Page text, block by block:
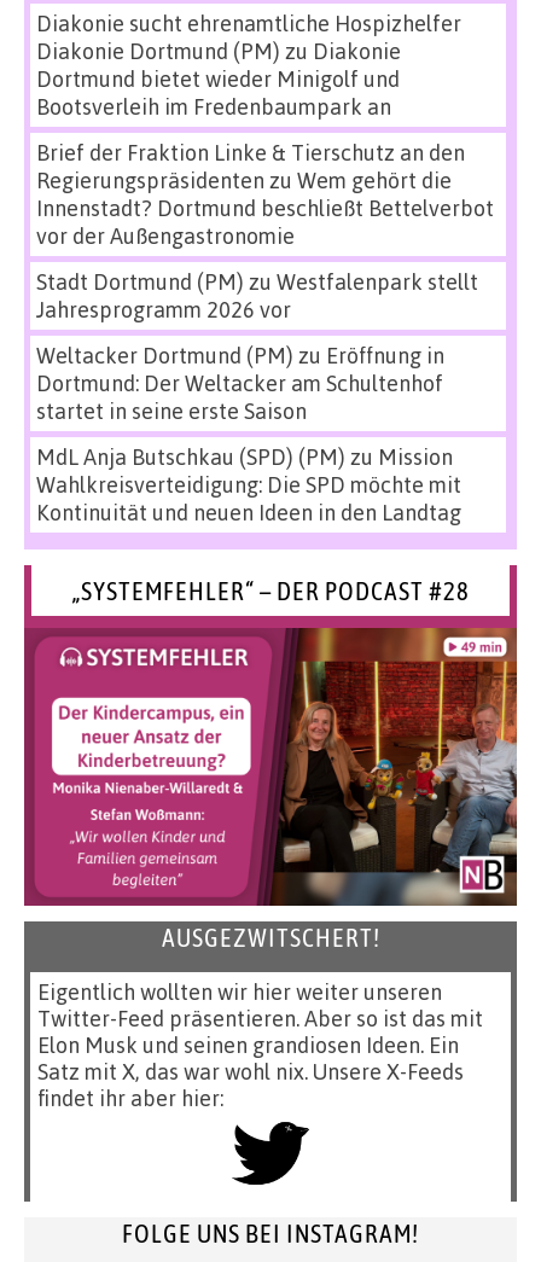
Diakonie sucht ehrenamtliche Hospizhelfer
Diakonie Dortmund (PM) zu Diakonie
Dortmund bietet wieder Minigolf und
Bootsverleih im Fredenbaumpark an
Brief der Fraktion Linke & Tierschutz an den
Regierungspräsidenten zu Wem gehört die
Innenstadt? Dortmund beschließt Bettelverbot
vor der Außengastronomie
Stadt Dortmund (PM) zu Westfalenpark stellt
Jahresprogramm 2026 vor
Weltacker Dortmund (PM) zu Eröffnung in
Dortmund: Der Weltacker am Schultenhof
startet in seine erste Saison
MdL Anja Butschkau (SPD) (PM) zu Mission
Wahlkreisverteidigung: Die SPD möchte mit
Kontinuität und neuen Ideen in den Landtag
„SYSTEMFEHLER“ – DER PODCAST #28
AUSGEZWITSCHERT!
Eigentlich wollten wir hier weiter unseren
Twitter-Feed präsentieren. Aber so ist das mit
Elon Musk und seinen grandiosen Ideen. Ein
Satz mit X, das war wohl nix. Unsere X-Feeds
findet ihr aber hier:
FOLGE UNS BEI INSTAGRAM!